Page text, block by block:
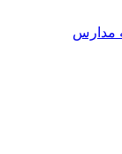
مدارس